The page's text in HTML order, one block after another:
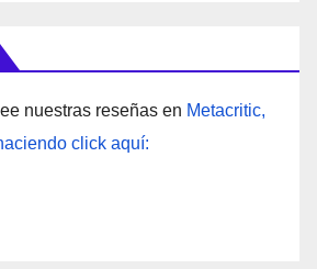
nuestras reseñas en Metacritic,
click aquí: